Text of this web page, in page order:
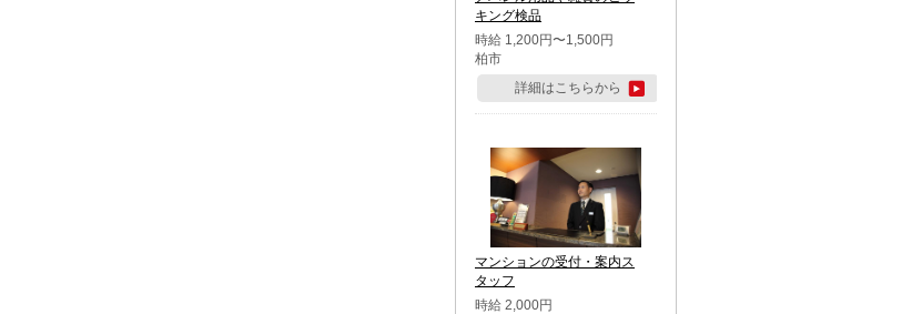
キング検品
時給 1,200円〜1,500円
柏市
詳細はこちらから
マンションの受付・案内ス
タッフ
時給 2,000円